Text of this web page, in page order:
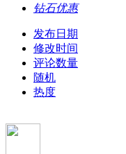
钻石优惠
发布日期
修改时间
评论数量
随机
热度